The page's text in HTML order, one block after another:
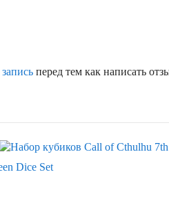
перед тем как написать
Dice Set